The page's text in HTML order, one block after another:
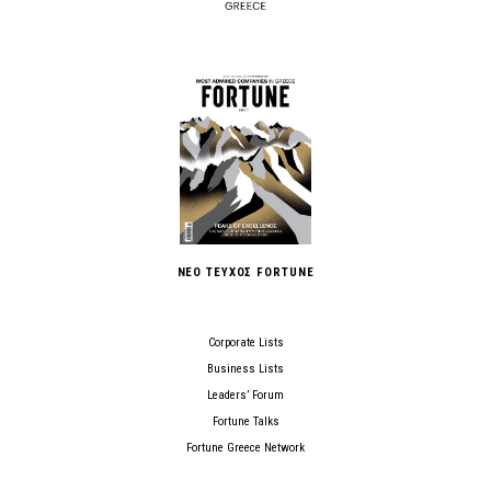
ΝΕΟ ΤΕΥΧΟΣ FORTUNE
Corporate Lists
Business Lists
Leaders’ Forum
Fortune Talks
Fortune Greece Network